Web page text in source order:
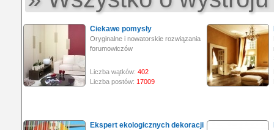
Ciekawe pomysły
Oryginalne i nowatorskie rozwiązania
forumowiczów
Liczba wątków: 402
Liczba postów: 17009
Ekspert ekologicznych dekoracji